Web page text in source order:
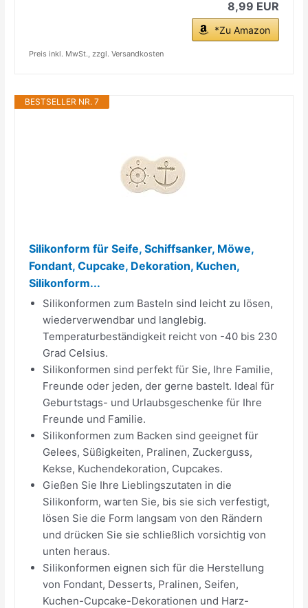
8,99 EUR
*Zu Amazon
Preis inkl. MwSt., zzgl. Versandkosten
BESTSELLER NR. 7
Silikonform für Seife, Schiffsanker, Möwe,
Fondant, Cupcake, Dekoration, Kuchen,
Silikonform...
Silikonformen zum Basteln sind leicht zu lösen,
wiederverwendbar und langlebig.
Temperaturbeständigkeit reicht von -40 bis 230
Grad Celsius.
Silikonformen sind perfekt für Sie, Ihre Familie,
Freunde oder jeden, der gerne bastelt. Ideal für
Geburtstags- und Urlaubsgeschenke für Ihre
Freunde und Familie.
Silikonformen zum Backen sind geeignet für
Gelees, Süßigkeiten, Pralinen, Zuckerguss,
Kekse, Kuchendekoration, Cupcakes.
Gießen Sie Ihre Lieblingszutaten in die
Silikonform, warten Sie, bis sie sich verfestigt,
lösen Sie die Form langsam von den Rändern
und drücken Sie sie schließlich vorsichtig von
unten heraus.
Silikonformen eignen sich für die Herstellung
von Fondant, Desserts, Pralinen, Seifen,
Kuchen-Cupcake-Dekorationen und Harz-